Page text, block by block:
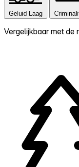
Geluid Laag
Vergelijkbaar met de